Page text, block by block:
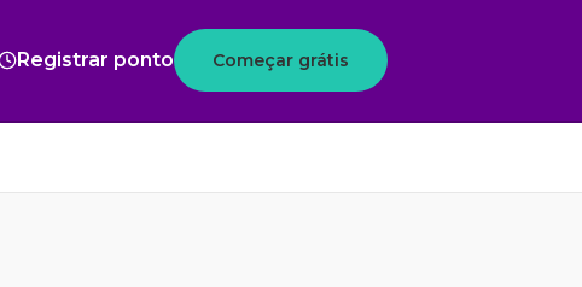
Registrar ponto Começar grátis